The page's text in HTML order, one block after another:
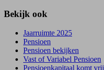
Bekijk ook
Jaarruimte 2025
Pensioen
Pensioen bekijken
Vast of Variabel Pensioen
Pensioenkapitaal komt vrij